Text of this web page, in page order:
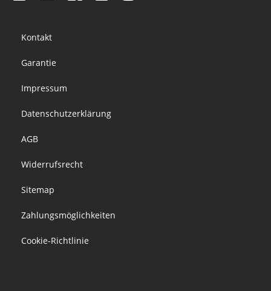
menu
Kontakt
Garantie
Impressum
Datenschutzerklärung
AGB
Widerrufsrecht
Sitemap
Zahlungsmöglichkeiten
Cookie-Richtlinie